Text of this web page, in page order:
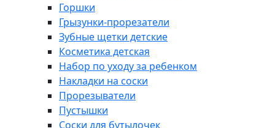
Горшки
Грызунки-прорезатели
Зубные щетки детские
Косметика детская
Набор по уходу за ребенком
Накладки на соски
Прорезыватели
Пустышки
Соски для бутылочек